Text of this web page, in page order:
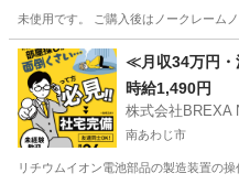
未使用です。 ご購入後はノークレーム
兵庫 三木市 ウッディタウン
アロマディフューザー
≪月収34万円・
時給1,490円
株式会社BREXA
南あわじ市
リチウムイオン電池部品の製造装置の